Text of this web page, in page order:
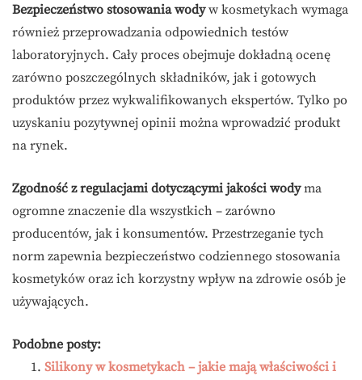
Bezpieczeństwo stosowania wodyw kosmetykach wymaga
również przeprowadzania odpowiednich testów
laboratoryjnych. Cały proces obejmuje dokładną ocenę
zarówno poszczególnych składników, jak i gotowych
produktów przez wykwalifikowanych ekspertów. Tylko po
uzyskaniu pozytywnej opinii można wprowadzić produkt
na rynek.
Zgodność z regulacjami dotyczącymi jakości wodyma
ogromne znaczenie dla wszystkich – zarówno
producentów, jak i konsumentów. Przestrzeganie tych
norm zapewnia bezpieczeństwo codziennego stosowania
kosmetyków oraz ich korzystny wpływ na zdrowie osób je
używających.
Podobne posty:
Silikony w kosmetykach – jakie mają właściwości i